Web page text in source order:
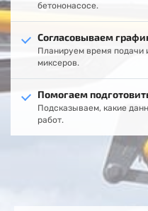
бетононасосе.
Согласовываем
Планируем время подачи
миксеров.
Помогаем
Подсказываем, какие
работ.